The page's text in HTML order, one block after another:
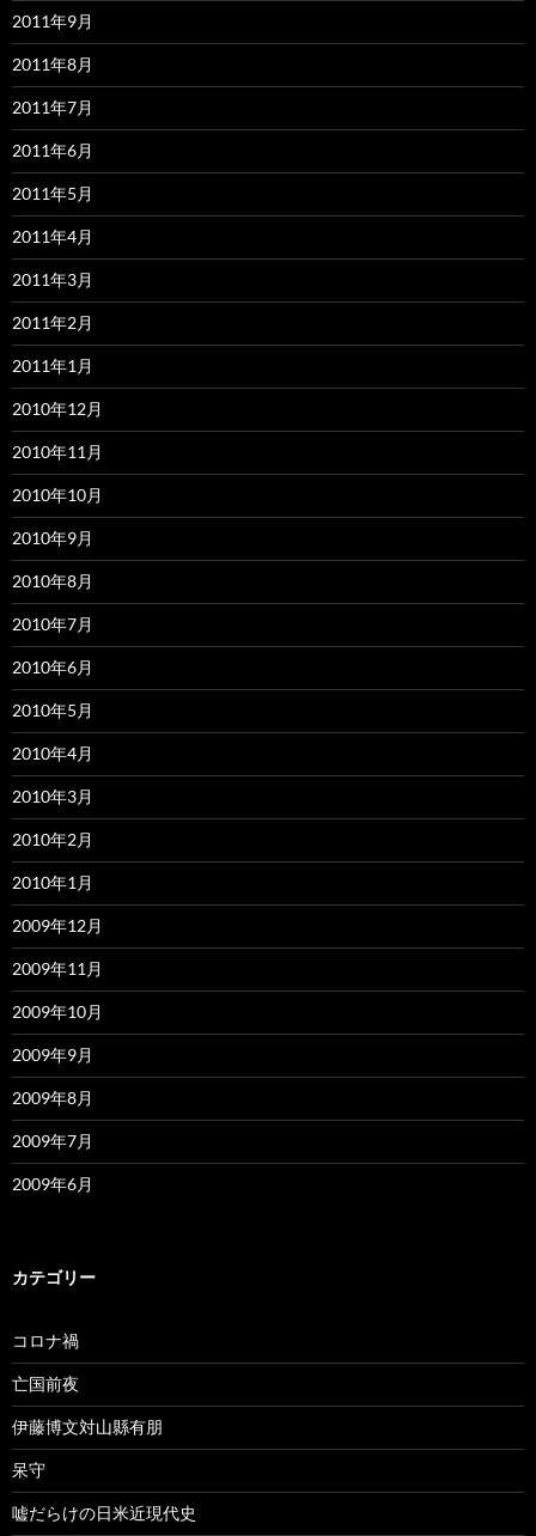
2011年9月
2011年8月
2011年7月
2011年6月
2011年5月
2011年4月
2011年3月
2011年2月
2011年1月
2010年12月
2010年11月
2010年10月
2010年9月
2010年8月
2010年7月
2010年6月
2010年5月
2010年4月
2010年3月
2010年2月
2010年1月
2009年12月
2009年11月
2009年10月
2009年9月
2009年8月
2009年7月
2009年6月
カテゴリー
コロナ禍
亡国前夜
伊藤博文対山縣有朋
呆守
嘘だらけの日米近現代史